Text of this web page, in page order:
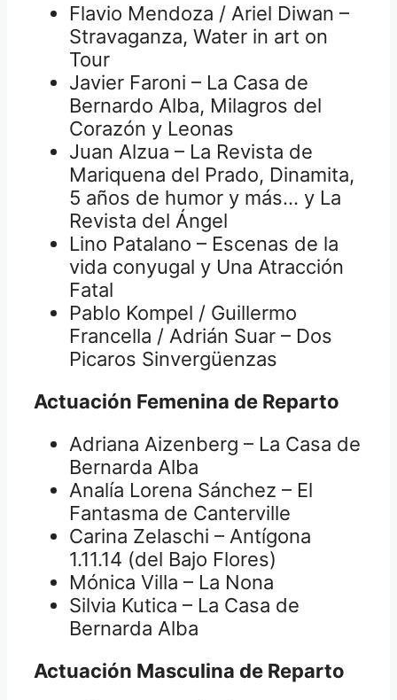
Flavio Mendoza / Ariel Diwan –
Stravaganza, Water in art on
Tour
Javier Faroni – La Casa de
Bernardo Alba, Milagros del
Corazón y Leonas
Juan Alzua – La Revista de
Mariquena del Prado, Dinamita,
5 años de humor y más… y La
Revista del Ángel
Lino Patalano – Escenas de la
vida conyugal y Una Atracción
Fatal
Pablo Kompel / Guillermo
Francella / Adrián Suar – Dos
Picaros Sinvergüenzas
Actuación Femenina de Reparto
Adriana Aizenberg – La Casa de
Bernarda Alba
Analía Lorena Sánchez – El
Fantasma de Canterville
Carina Zelaschi – Antígona
1.11.14 (del Bajo Flores)
Mónica Villa – La Nona
Silvia Kutica – La Casa de
Bernarda Alba
Actuación Masculina de Reparto